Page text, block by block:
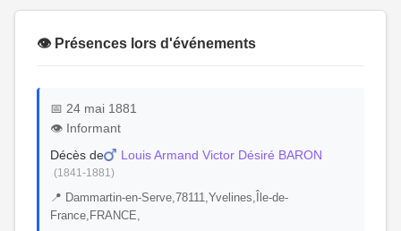
👁️ Présences lors d'événements
📅 24 mai 1881
👁️ Informant
Décès de
Louis Armand Victor Désiré BARON
(1841-1881)
📍 Dammartin-en-Serve,78111,Yvelines,Île-de-
France,FRANCE,